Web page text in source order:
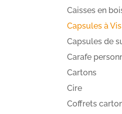
Caisses en
Capsules à
Capsules de
Carafe
Cartons
Cire
Coffrets